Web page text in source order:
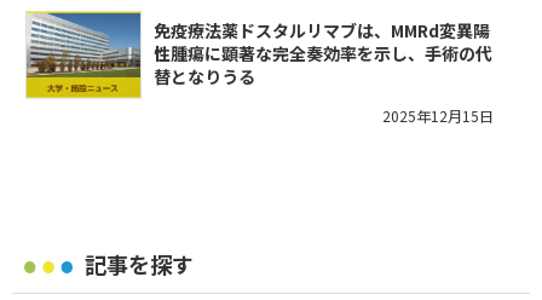
免疫療法薬ドスタルリマブは、MMRd変異陽
性腫瘍に顕著な完全奏効率を示し、手術の代
替となりうる
2025年12月15日
記事を探す